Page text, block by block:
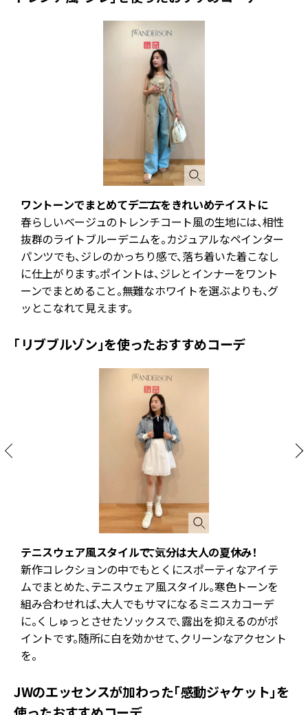
ワントーンでまとめてデニムをきれいめテイストに
春らしいベージュのトレンチコート風の生地には、相性
抜群のライトブルーデニムを。カジュアルなペインター
パンツでも、ジレのかっちり感で、落ち着いた着こなし
に仕上がります。ポイントは、ジレとインナーをワント
ーンでまとめること。無難なホワイトを選ぶよりも、グ
ッとこなれて見えます。
「リブブルゾン」を使ったおすすめコーデ
テニスウェア風スタイルで、気分は大人の夏休み！
新作コレクションの中でもとくにスポーティなアイテ
ムでまとめた、テニスウェア風スタイル。寒色トーンを
組み合わせれば、大人でもサマになるミニスカコーデ
に。くしゅっとさせたソックスで、露出を抑えるのがポ
イントです。随所に白を効かせて、クリーンなアクセント
を。
JWのエッセンスが加わった「感動ジャケット」を